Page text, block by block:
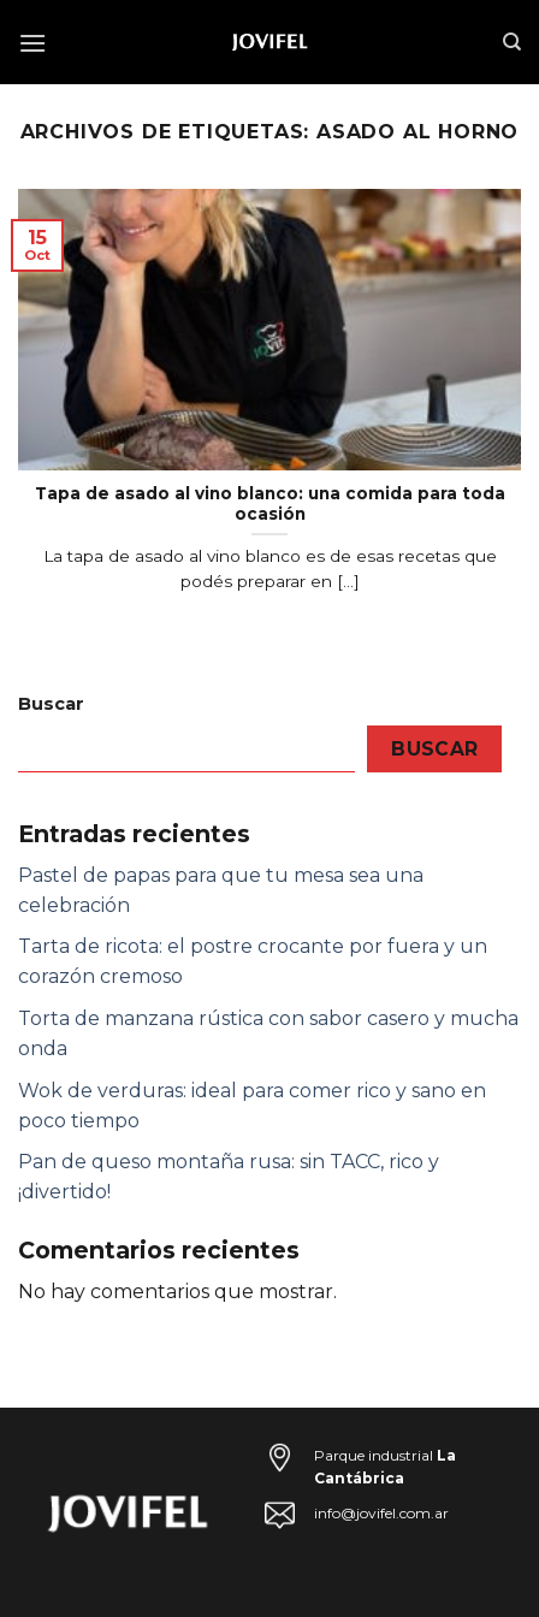
ARCHIVOS DE ETIQUETAS:ASADO AL HORNO
Tapa de asado al vino blanco: una comida para toda
ocasión
La tapa de asado al vino blanco es de esas recetas que
podés preparar en [...]
15
Oct
Buscar
BUSCAR
Entradas recientes
Pastel de papas para que tu mesa sea una
celebración
Tarta de ricota: el postre crocante por fuera y un
corazón cremoso
Torta de manzana rústica con sabor casero y mucha
onda
Wok de verduras: ideal para comer rico y sano en
poco tiempo
Pan de queso montaña rusa: sin TACC, rico y
¡divertido!
Comentarios recientes
No hay comentarios que mostrar.
Parque industrial La
Cantábrica
info@jovifel.com.ar